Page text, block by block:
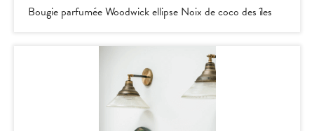
Bougie parfumée Woodwick ellipse Noix de coco des îles